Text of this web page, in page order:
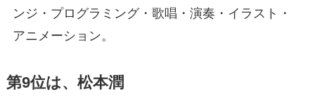
ンジ・プログラミング・歌唱・演奏・イラスト・
アニメーション。
第9位は、松本潤